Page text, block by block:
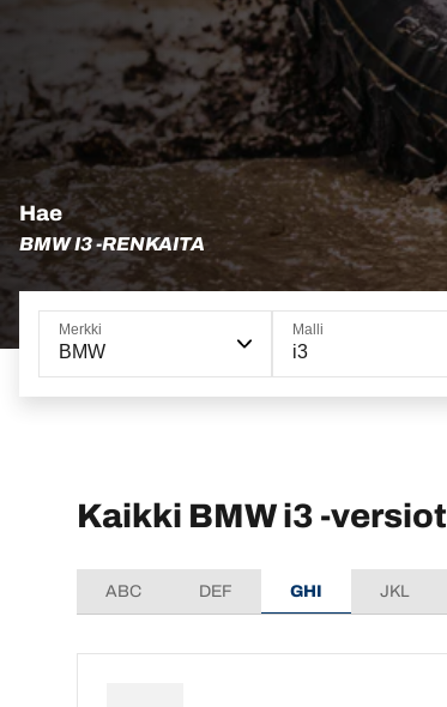
Hae
BMW I3 -RENKAITA
Merkki
BMW
Malli
i3
Kaikki BMW i3 -versiot
ABC DEF GHI JKL